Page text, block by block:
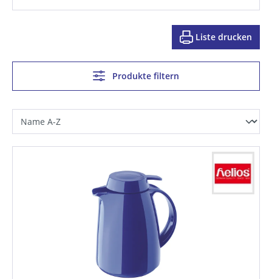
Liste drucken
Produkte filtern